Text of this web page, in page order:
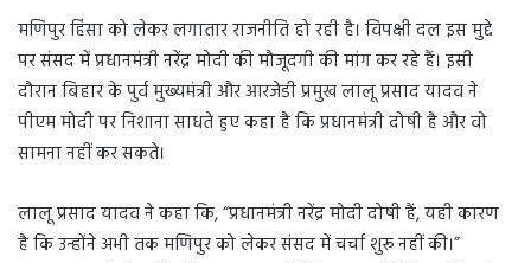
मणिपुर हिंसा को लेकर लगातार राजनीति हो रही है। विपक्षी दल इस मुद्दे
पर संसद में प्रधानमंत्री नरेंद्र मोदी की मौजूदगी की मांग कर रहे हैं। इसी
दौरान बिहार के पुर्व मुख्यमंत्री और आरजेडी प्रमुख लालू प्रसाद यादव ने
पीएम मोदी पर निशाना साधते हुए कहा है कि प्रधानमंत्री दोषी है और वो
सामना नहीं कर सकते।
लालू प्रसाद यादव ने कहा कि, “प्रधानमंत्री नरेंद्र मोदी दोषी हैं, यही कारण
है कि उन्होंने अभी तक मणिपुर को लेकर संसद में चर्चा शुरू नहीं की।”